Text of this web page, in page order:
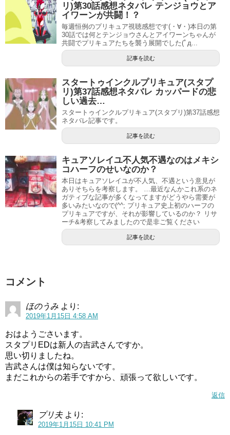
引用元：ABC-A・東映アニメーション
吉武千颯さんの肩書は、声優・ナレーターです。
読み方は、「よしたけちはや」です。
所属は、ミュージシャンを中心とした大手芸能事務所の株
式会社アミューズです。
吉武千颯さんは2007年に開催された、声優アーティストオ
ーディションである「ANISONG STARS」で審査員特別賞
を受賞した経歴を持っています。
の４社が合同で行った、 アニメを通じて活躍できる次世代
す。
リオキャラクターズ ポンポンジャンプ！」のコーナー曲
「PONPON DanceMagic」の歌唱を、2018年3月18日から
担当しています。
自分の歌った曲でキャラクターたちが踊ってくれたのがと
リ)第30話感想ネタバレ テンジョウとア
イワーンが共闘！？
毎週恒例のプリキュア視聴感想です(・∀・)本日の第
30話では何とテンジョウさんとアイワーンちゃんが
共闘でプリキュアたちを襲う展開でした(ﾟд...
記事を読む
スタートゥインクルプリキュア(スタプ
リ)第37話感想ネタバレ カッパードの悲
しい過去…
スタートゥインクルプリキュア(スタプリ)第37話感想
ネタバレ記事です。
記事を読む
キュアソレイユ不人気不遇なのはメキシ
コハーフのせいなのか？
本日はキュアソレイユが不人気、不遇という意見が
ありそちらを考察します。 …最近なんかこれ系のネ
ガティブな記事が多くなってますがどうやら需要が
多いみたいなので(^^; プリキュア史上初のハーフの
プリキュアですが、それが影響しているのか？ リサ
ーチ&考察してみましたので是非ご覧ください
記事を読む
コメント
ほのうみ より:
2019年1月15日 4:58 AM
おはようごさいます。
スタプリEDは新人の吉武さんですか。
思い切りましたね。
吉武さんは僕は知らないです。
まだこれからの若手ですから、頑張って欲しいです。
返信
プリ夫 より:
2019年1月15日 10:41 PM